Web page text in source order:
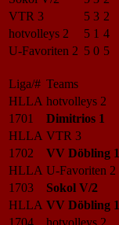
VTR 3
5 3 2
hotvolleys 2
5 1 4
U-Favoriten 2 5 0 5
Liga/# Teams
HLLA hotvolleys 2
1701
Dimitrios 1
HLLA VTR 3
1702
VV Döbling 1
HLLA U-Favoriten 2
1703
Sokol V/2
HLLA VV Döbling 1
1704
hotvolleys 2